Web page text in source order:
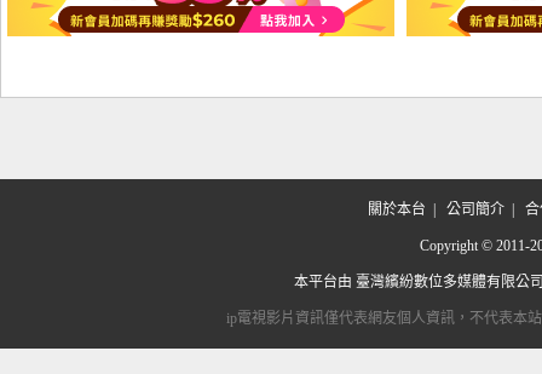
關於本台 公司簡介| 合
Copyright © 2011-
本平台由 臺灣繽紛數位多媒體有限公
ip電視影片資訊僅代表網友個人資訊，不代表本